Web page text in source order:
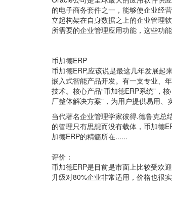
的电子商务套件之一，能够使企业经
立起构架在自身数据之上的企业管理
所需要的企业管理应用功能，这些功
币加德ERP
币加德ERP,应该说是最这几年发展起
嵌入式智能产品开发。有一支专业、
技术。核心产品“币加德ERP系统”，
厂整体解决方案”，为用户提供易用、
当代著名企业管理学家彼得.德鲁克总
的管理只有思想而没有载体，币加德
加德ERP的精髓所在......
评价：
币加德ERP是目前是市面上比较受欢
升级对80%企业非常适用，价格也很实